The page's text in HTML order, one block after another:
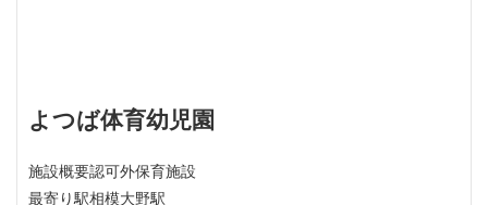
よつば体育幼児園